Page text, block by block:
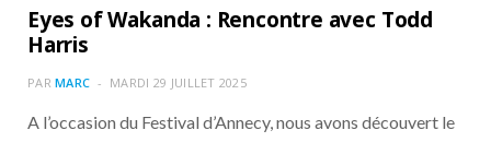
Eyes of Wakanda : Rencontre avec Todd
Harris
PAR MARC MARDI 29 JUILLET 2025
A l’occasion du Festival d’Annecy, nous avons découvert le